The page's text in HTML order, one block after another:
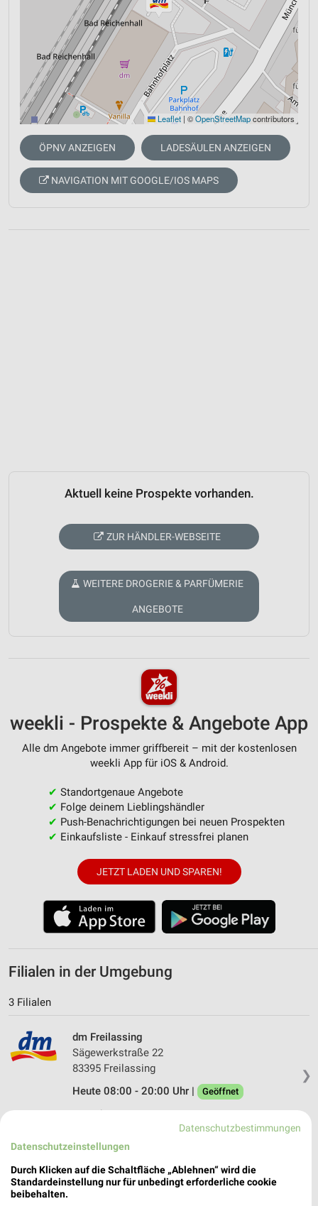
Leaflet | ©OpenStreetMapcontributors
ÖPNV ANZEIGEN LADESÄULEN ANZEIGEN
NAVIGATION MIT GOOGLE/IOS MAPS
Aktuell keine Prospekte vorhanden.
ZUR HÄNDLER-WEBSEITE
WEITERE DROGERIE & PARFÜMERIE
ANGEBOTE
weekli - Prospekte & Angebote App
Alle dm Angebote immer griffbereit – mit der kostenlosen
weekli App für iOS & Android.
✔ Standortgenaue Angebote
✔ Folge deinem Lieblingshändler
✔ Push-Benachrichtigungen bei neuen Prospekten
✔ Einkaufsliste - Einkauf stressfrei planen
JETZT LADEN UND SPAREN!
Filialen in der Umgebung
3 Filialen
❯
dm Freilassing
Sägewerkstraße 22
83395 Freilassing
Heute 08:00 - 20:00 Uhr |
Geöffnet
13,81 km
dm Schönau a.Königssee
Triftplatz 4
83471 Schönau a.Königssee
Datenschutzbestimmungen
Datenschutzeinstellungen
Durch Klicken auf die Schaltfläche „Ablehnen“ wird die
Standardeinstellung nur für unbedingt erforderliche cookie
beibehalten.